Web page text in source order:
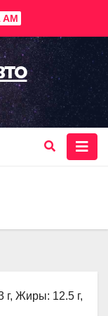
AM
г, Жиры: 12.5 г,